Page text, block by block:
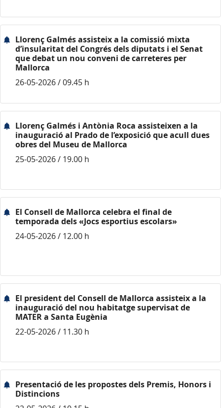
Llorenç Galmés assisteix a la comissió mixta
d’insularitat del Congrés dels diputats i el Senat
que debat un nou conveni de carreteres per
Mallorca
26-05-2026 / 09.45 h
Llorenç Galmés i Antònia Roca assisteixen a la
inauguració al Prado de l’exposició que acull dues
obres del Museu de Mallorca
25-05-2026 / 19.00 h
El Consell de Mallorca celebra el final de
temporada dels «Jocs esportius escolars»
24-05-2026 / 12.00 h
El president del Consell de Mallorca assisteix a la
inauguració del nou habitatge supervisat de
MATER a Santa Eugènia
22-05-2026 / 11.30 h
Presentació de les propostes dels Premis, Honors i
Distincions